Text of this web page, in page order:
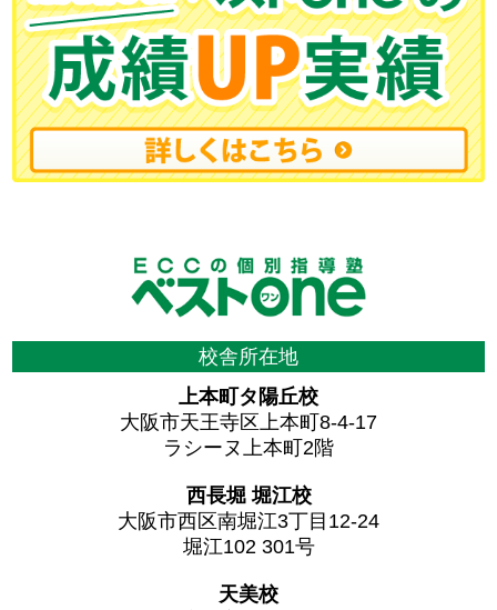
校舎所在地
上本町タ陽丘校
大阪市天王寺区上本町8-4-17
ラシーヌ上本町2階
西長堀 堀江校
大阪市西区南堀江3丁目12-24
堀江102 301号
天美校